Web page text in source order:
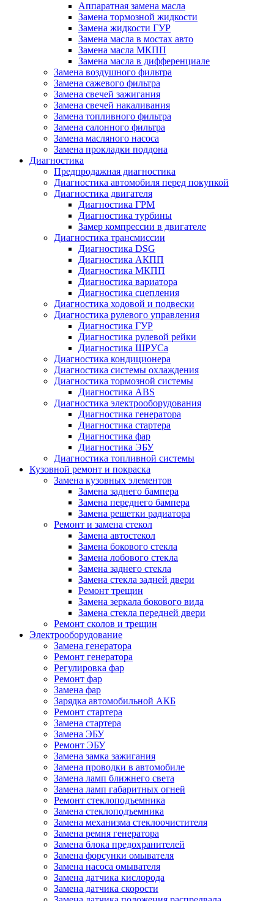
Аппаратная замена масла
Замена тормозной жидкости
Замена жидкости ГУР
Замена масла в мостах авто
Замена масла МКПП
Замена масла в дифференциале
Замена воздушного фильтра
Замена сажевого фильтра
Замена свечей зажигания
Замена свечей накаливания
Замена топливного фильтра
Замена салонного фильтра
Замена масляного насоса
Замена прокладки поддона
Диагностика
Предпродажная диагностика
Диагностика автомобиля перед покупкой
Диагностика двигателя
Диагностика ГРМ
Диагностика турбины
Замер компрессии в двигателе
Диагностика трансмиссии
Диагностика DSG
Диагностика АКПП
Диагностика МКПП
Диагностика вариатора
Диагностика сцепления
Диагностика ходовой и подвески
Диагностика рулевого управления
Диагностика ГУР
Диагностика рулевой рейки
Диагностика ШРУСа
Диагностика кондиционера
Диагностика системы охлаждения
Диагностика тормозной системы
Диагностика ABS
Диагностика электрооборудования
Диагностика генератора
Диагностика стартера
Диагностика фар
Диагностика ЭБУ
Диагностика топливной системы
Кузовной ремонт и покраска
Замена кузовных элементов
Замена заднего бампера
Замена переднего бампера
Замена решетки радиатора
Ремонт и замена стекол
Замена автостекол
Замена бокового стекла
Замена лобового стекла
Замена заднего стекла
Замена стекла задней двери
Ремонт трещин
Замена зеркала бокового вида
Замена стекла передней двери
Ремонт сколов и трещин
Электрооборудование
Замена генератора
Ремонт генератора
Регулировка фар
Ремонт фар
Замена фар
Зарядка автомобильной АКБ
Ремонт стартера
Замена стартера
Замена ЭБУ
Ремонт ЭБУ
Замена замка зажигания
Замена проводки в автомобиле
Замена ламп ближнего света
Замена ламп габаритных огней
Ремонт стеклоподъемника
Замена стеклоподъемника
Замена механизма стеклоочистителя
Замена ремня генератора
Замена блока предохранителей
Замена форсунки омывателя
Замена насоса омывателя
Замена датчика кислорода
Замена датчика скорости